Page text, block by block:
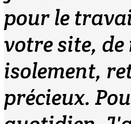
pour le
votre site,
isolement,
précieux.